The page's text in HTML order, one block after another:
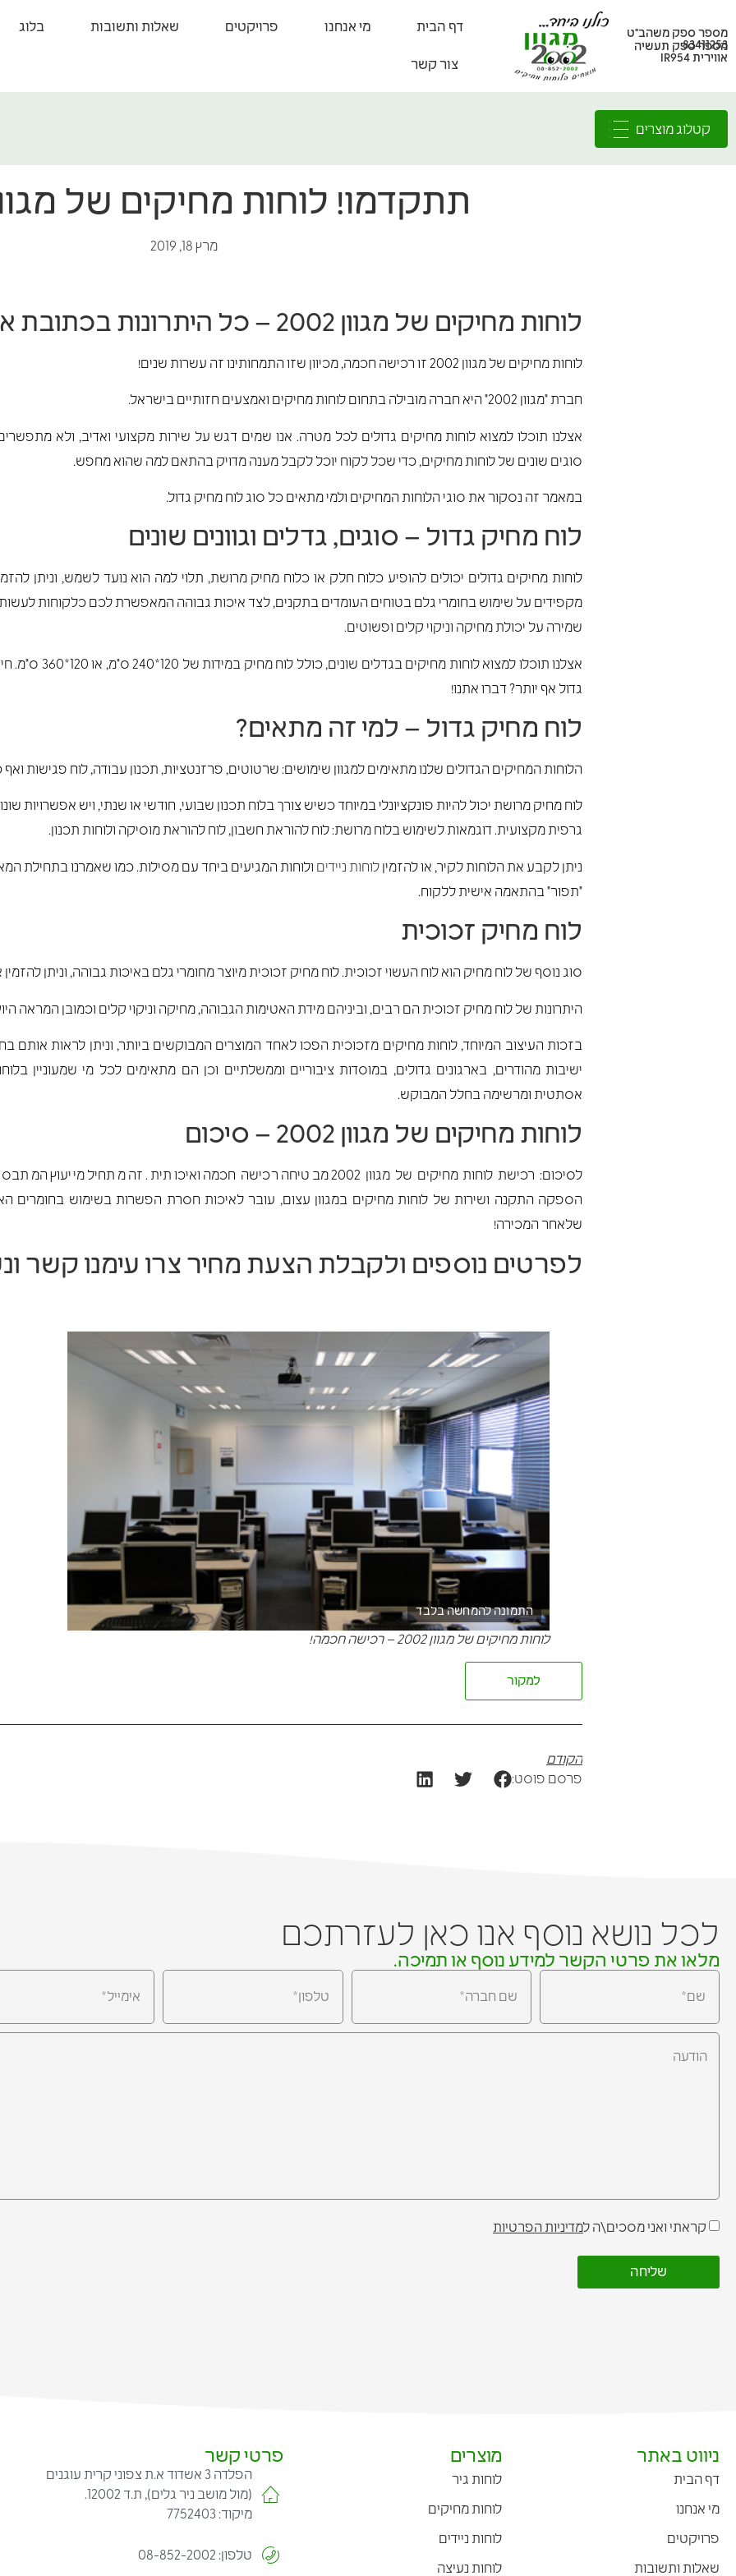
מספר ספק משהב"ט
83411253
מספר ספק תעשיה
אווירית IR954
דף הבית מי אנחנו פרויקטים שאלות ותשובות בלוג
צור קשר
קטלוג מוצרים
תתקדמו! לוחות מחיקים של מגוון
מרץ 18, 2019
לוחות מחיקים של מגוון 2002 – כל היתרונות בכתובת אחת!
לוחות מחיקים של מגוון 2002 זו רכישה חכמה, מכיוון שזו התמחותינו זה עשרות שנים!
חברת "מגוון 2002" היא חברה מובילה בתחום לוחות מחיקים ואמצעים חזותיים בישראל.
סוגים שונים של לוחות מחיקים, כדי שכל לקוח יוכל לקבל מענה מדויק בהתאם למה שהוא מחפש.
במאמר זה נסקור את סוגי הלוחות המחיקים ולמי מתאים כל סוג לוח מחיק גדול.
לוח מחיק גדול – סוגים, גדלים וגוונים שונים
מקפידים על שימוש בחומרי גלם בטוחים העומדים בתקנים, לצד איכות גבוהה המאפשרת לכם כלקוחות
שמירה על יכולת מחיקה וניקוי קלים ופשוטים.
אצלנו תוכלו למצוא
גדול אף יותר? דברו אתנו!
לוח מחיק גדול – למי זה מתאים?
הלוחות המחיקים הגדולים שלנו מתאימים למגוון שימושים: שרטוטים, פרזנטציות, תכנון עבודה, לוח פגישות
לוח מחיק מרושת יכול להיות פונקציונלי במיוחד כשיש צורך בלוח תכנון שבועי, חודשי או שנתי, ויש אפשרויות
גרפית מקצועית. דוגמאות לשימוש בלוח מרושת: לוח להוראת חשבון, לוח להוראת מוסיקה ולוחות תכנון.
ניתן לקבע את הלוחות לקיר, או להזמין לוחות ניידים
"תפור" בהתאמה אישית ללקוח.
לוח מחיק זכוכית
סוג נוסף של לוח מחיק הוא לוח העשוי זכוכית. לוח מחיק זכוכית מיוצר מחומרי גלם באיכות גבוהה, וניתן
היתרונות של לוח מחיק זכוכית הם רבים, וביניהם מידת האטימות הגבוהה, מחיקה וניקוי קלים וכמובן המראה
בזכות העיצוב המיוחד, לוחות מחיקים מזכוכית הפכו לאחד המוצרים המבוקשים ביותר, וניתן לראות אותם
ישיבות מהודרים, בארגונים גדולים, במוסדות ציבוריים וממשלתיים וכן הם מתאימים לכל מי שמעוניין
אסתטית ומרשימה בחלל המבוקש.
לוחות מחיקים של מגוון 2002 – סיכום
לסיכום: רכישת לוחות מחיקים של מגוון 2002 מבטיחה רכישה חכמה ואיכותית. זה
הספקה התקנה ושירות של לוחות מחיקים במגוון עצום, עובר לאיכות חסרת הפשרות בשימוש בחומרים
שלאחר המכירה!
לפרטים נוספים ולקבלת הצעת מחיר צרו עימנו קשר
התמונה להמחשה בלבד
לוחות מחיקים של מגוון 2002 – רכישה חכמה!
למקור
הקודם
פרסם פוסט:
לכל נושא נוסף אנו כאן לעזרתכם
מלאו את פרטי הקשר למידע נוסף או תמיכה.
קראתי ואני מסכים\ה למדיניות הפרטיות
שליחה
ניווט באתר
דף הבית
מי אנחנו
פרויקטים
שאלות ותשובות
מוצרים
לוחות גיר
לוחות מחיקים
לוחות ניידים
לוחות נעיצה
פרטי קשר
הפלדה 3 אשדוד א.ת צפוני קרית עוגנים
(מול מושב ניר גלים), ת.ד 12002.
מיקוד: 7752403
טלפון: 08-852-2002